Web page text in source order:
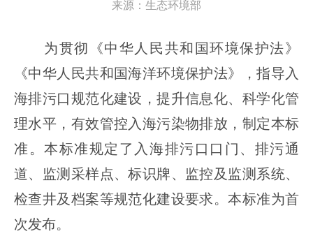
来源： 生态环境部
为贯彻《中华人民共和国环境保护法》
《中华人民共和国海洋环境保护法》，指导入
海排污口规范化建设，提升信息化、科学化管
理水平，有效管控入海污染物排放，制定本标
准。本标准规定了入海排污口口门、排污通
道、监测采样点、标识牌、监控及监测系统、
检查井及档案等规范化建设要求。本标准为首
次发布。